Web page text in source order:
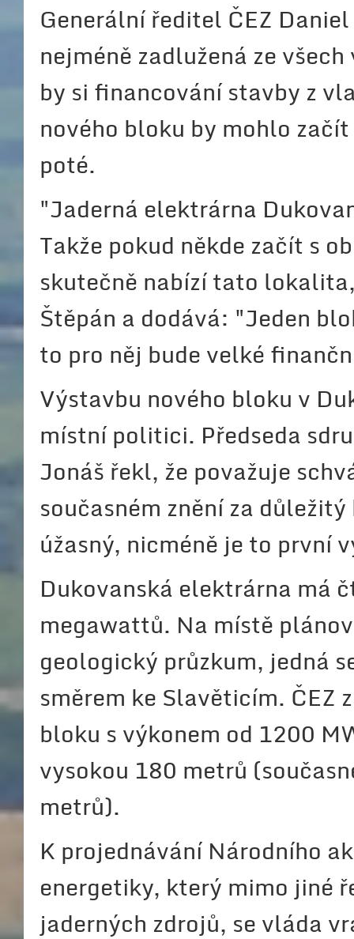
Generální ředitel ČEZ
nejméně zadlužená ze
by si financování stavby z
nového bloku by mohlo
poté.
"Jaderná elektrárna
Takže pokud někde začít s
skutečně nabízí tato
Štěpán a dodává: "Jeden
to pro něj bude velké
Výstavbu nového bloku v
místní politici. Předseda
Jonáš řekl, že považuje
současném znění za
úžasný, nicméně je to první
Dukovanská elektrárna má
megawattů. Na místě
geologický průzkum, jedná
směrem ke Slavěticím. ČEZ
bloku s výkonem od 1200
vysokou 180 metrů
metrů).
K projednávání Národního
energetiky, který mimo jiné
jaderných zdrojů, se vláda